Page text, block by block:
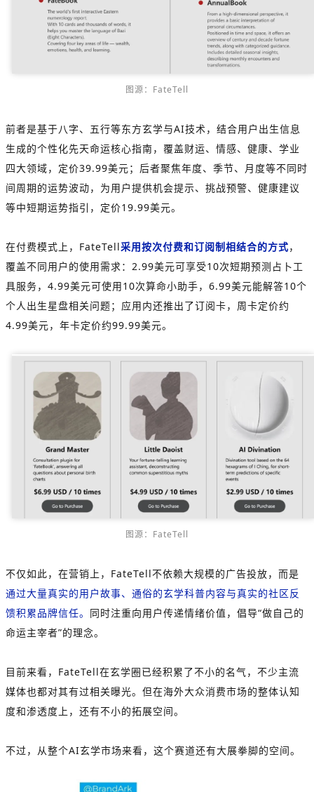
图源：FateTell
前者是基于八字、五行等东方玄学与AI技术，结合用户出生信息
生成的个性化先天命运核心指南，覆盖财运、情感、健康、学业
四大领域，定价39.99美元；后者聚焦年度、季节、月度等不同时
间周期的运势波动，为用户提供机会提示、挑战预警、健康建议
等中短期运势指引，定价19.99美元。
在付费模式上，FateTell采用按次付费和订阅制相结合的方式，
覆盖不同用户的使用需求：2.99美元可享受10次短期预测占卜工
具服务，4.99美元可使用10次算命小助手，6.99美元能解答10个
个人出生星盘相关问题；应用内还推出了订阅卡，周卡定价约
4.99美元，年卡定价约99.99美元。
图源：FateTell
不仅如此，在营销上，FateTell不依赖大规模的广告投放，而是
通过大量真实的用户故事、通俗的玄学科普内容与真实的社区反
馈积累品牌信任。 同时注重向用户传递情绪价值，倡导“做自己的
命运主宰者”的理念。
目前来看，FateTell在玄学圈已经积累了不小的名气，不少主流
媒体也都对其有过相关曝光。但在海外大众消费市场的整体认知
度和渗透度上，还有不小的拓展空间。
不过，从整个AI玄学市场来看，这个赛道还有大展拳脚的空间。